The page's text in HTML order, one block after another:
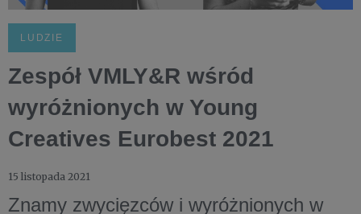
LUDZIE
Zespół VMLY&R wśród
wyróżnionych w Young
Creatives Eurobest 2021
15 listopada 2021
Znamy zwycięzców i wyróżnionych w